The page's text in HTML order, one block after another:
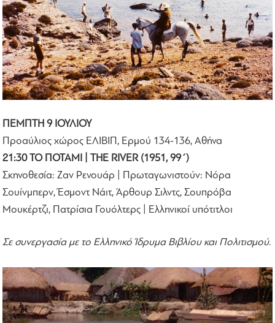
ΠΕΜΠΤΗ 9 ΙΟΥΛΙΟΥ
Προαύλιος χώρος ΕΛΙΒΙΠ, Ερμού 134-136, Αθήνα
21:30 ΤΟ ΠΟΤΑΜΙ | THE RIVER (1951, 99΄)
Σκηνοθεσία: Ζαν Ρενουάρ | Πρωταγωνιστούν: Νόρα
Σουίνμπερν, Έσμοντ Νάιτ, Άρθουρ Σιλντς, Σουπρόβα
Μουκέρτζι, Πατρίσια Γουόλτερς | Ελληνικοί υπότιτλοι
Σε συνεργασία με το Ελληνικό Ίδρυμα Βιβλίου και Πολιτισμού.